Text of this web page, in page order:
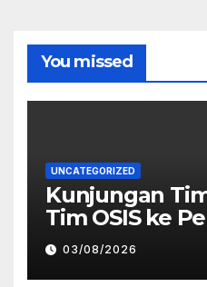
You missed
UNCATEGORIZED
Kunjungan
Tim OSIS ke
Daerah
03/08/2026